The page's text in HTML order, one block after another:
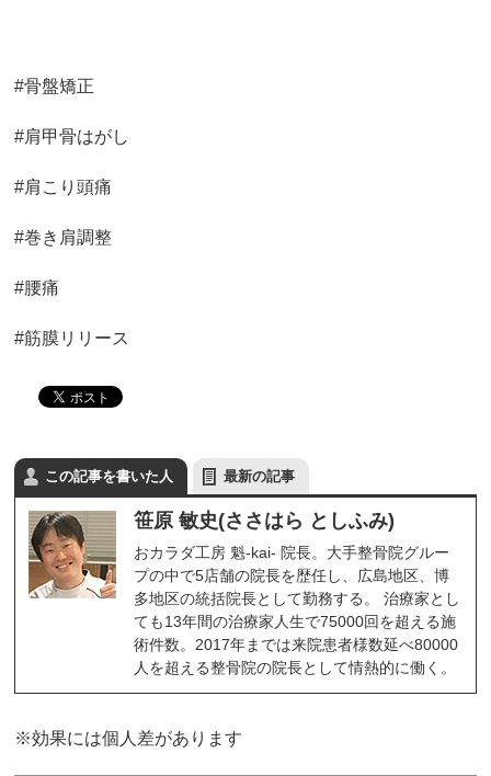
#骨盤矯正
#肩甲骨はがし
#肩こり頭痛
#巻き肩調整
#腰痛
#筋膜リリース
この記事を書いた人 最新の記事
笹原 敏史(ささはら としふみ)
おカラダ工房 魁-kai- 院長。大手整骨院グルー
プの中で5店舗の院長を歴任し、広島地区、博
多地区の統括院長として勤務する。 治療家とし
ても13年間の治療家人生で75000回を超える施
術件数。2017年までは来院患者様数延べ80000
人を超える整骨院の院長として情熱的に働く。
※効果には個人差があります